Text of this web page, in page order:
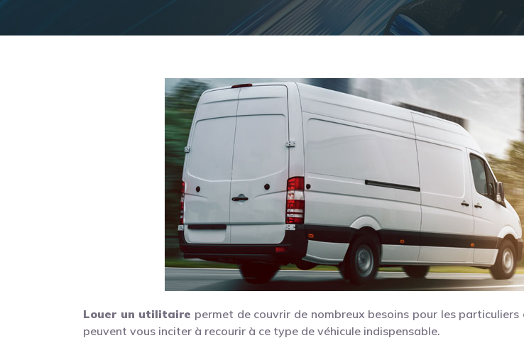
Louer un utilitaire permet de couvrir de nombreux besoins pour les
peuvent vous inciter à recourir à ce type de véhicule indispensable.